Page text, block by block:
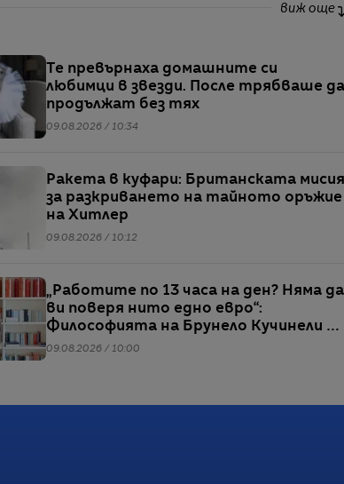
виж още
Те превърнаха домашните си
любимци в звезди. После трябваше да
продължат без тях
09.08.2026 / 10:34
Ракета в куфари: Британската мисия
за разкриването на тайното оръжие
на Хитлер
09.08.2026 / 10:12
„Работите по 13 часа на ден? Няма да
ви поверя нито едно евро“:
Философията на Брунело Кучинели за
бизнеса и живота
09.08.2026 / 10:00